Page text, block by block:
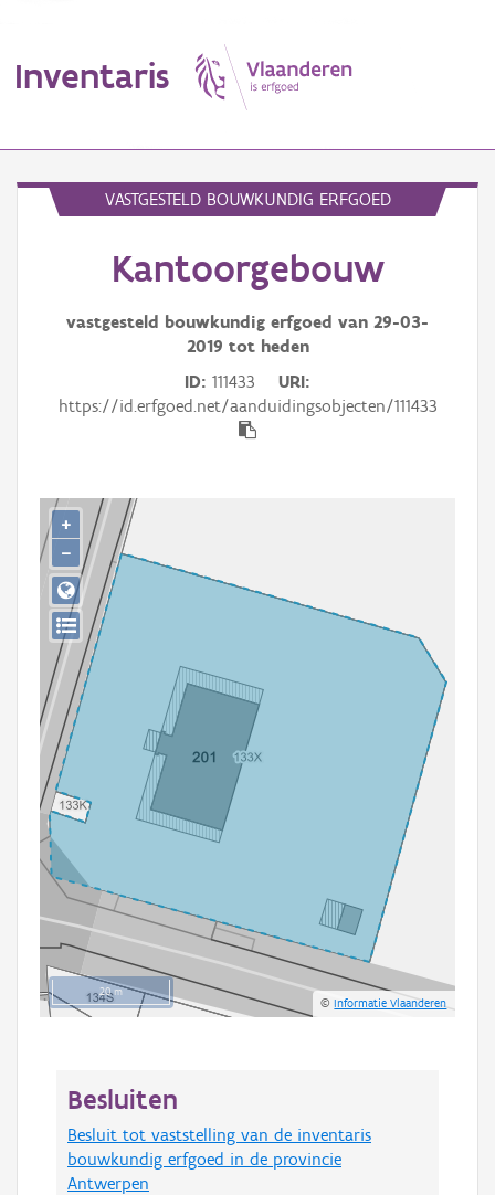
Inventaris
Aanduidingsobject
Thema
Persoon of collectief
Downloads
Hergebruik
Aanmelden
VASTGESTELD BOUWKUNDIG ERFGOED
Kantoorgebouw
vastgesteld bouwkundig erfgoed van 29-03-
2019 tot heden
ID 111433
URI
https://id.erfgoed.net/aanduidingsobjecten/111433
20 m
©Informatie Vlaanderen
+
−
Besluiten
Besluit tot vaststelling van de inventaris
bouwkundig erfgoed in de provincie
Antwerpen